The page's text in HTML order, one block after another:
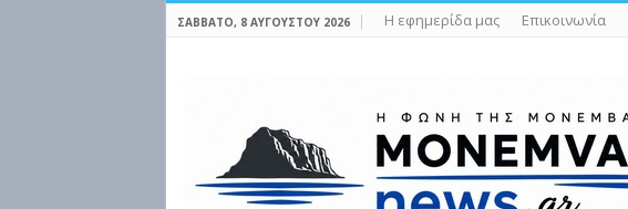
ΣΆΒΒΑΤΟ, 8 ΑΥΓΟΎΣΤΟΥ 2026 Η εφημερίδα μας Επικοινωνία